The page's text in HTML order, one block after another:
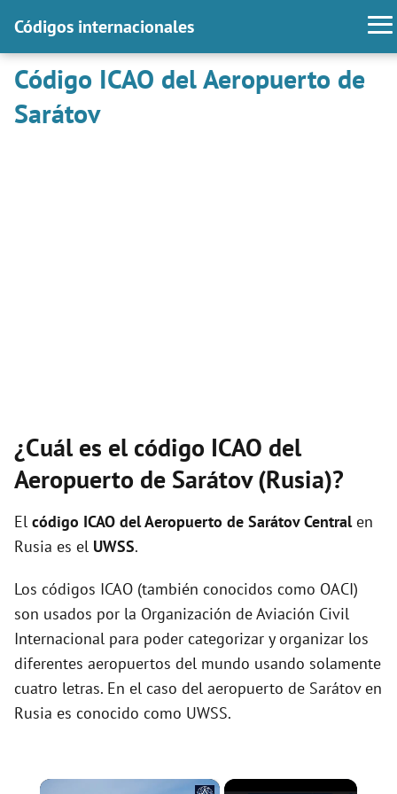
Códigos internacionales
Código ICAO del Aeropuerto de
Sarátov
¿Cuál es el código ICAO del
Aeropuerto de Sarátov (Rusia)?
El código ICAO delAeropuerto de Sarátov Centralen
Rusia es el UWSS.
Los códigos ICAO (también conocidos como OACI)
son usados por la Organización de Aviación Civil
Internacional para poder categorizar y organizar los
diferentes aeropuertos del mundo usando solamente
cuatro letras. En el caso del aeropuerto de Sarátov en
Rusia es conocido como UWSS.
×